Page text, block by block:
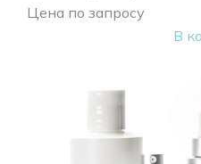
Цена по запросу
В